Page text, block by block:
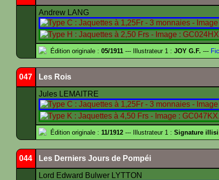
Andrew LANG
Édition originale : 05/1911 --- Illustrateur 1 : JOY G.F. ---
047 Les Rois
Jules LEMAITRE
Édition originale : 11/1912 --- Illustrateur 1 : Signature
044 Les Derniers Jours de Pompéi
Lord Edward Bulwer LYTTON